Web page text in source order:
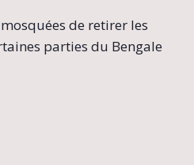
de retirer les
parties du Bengale